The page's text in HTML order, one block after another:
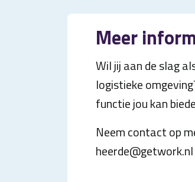
Meer
Wil jij aan de slag
logistieke
functie jou kan
Neem contact op